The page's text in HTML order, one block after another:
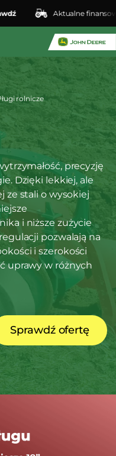
Aktualne
rolnicze
precyzję
Dzięki lekkiej, ale
ze stali o wysokiej
i niższe zużycie
pozwalają na
i szerokości
uprawy w różnych
Sprawdź ofertę